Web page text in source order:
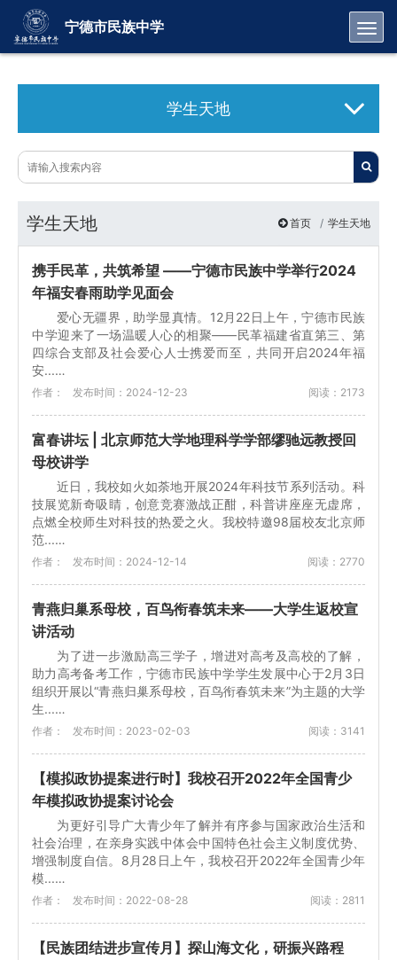
宁德市民族中学
学生天地
学生天地 首页 学生天地
携手民革，共筑希望 ——宁德市民族中学举行2024
年福安春雨助学见面会
爱心无疆界，助学显真情。12月22日上午，宁德市民族
中学迎来了一场温暖人心的相聚——民革福建省直第三、第
四综合支部及社会爱心人士携爱而至，共同开启2024年福
安...…
作者： 发布时间：2024-12-23 阅读：2173
富春讲坛 | 北京师范大学地理科学学部缪驰远教授回
母校讲学
近日，我校如火如荼地开展2024年科技节系列活动。科
技展览新奇吸睛，创意竞赛激战正酣，科普讲座座无虚席，
点燃全校师生对科技的热爱之火。我校特邀98届校友北京师
范...…
作者： 发布时间：2024-12-14 阅读：2770
青燕归巢系母校，百鸟衔春筑未来——大学生返校宣
讲活动
为了进一步激励高三学子，增进对高考及高校的了解，
助力高考备考工作，宁德市民族中学学生发展中心于2月3日
组织开展以“青燕归巢系母校，百鸟衔春筑未来”为主题的大学
生...…
作者： 发布时间：2023-02-03 阅读：3141
【模拟政协提案进行时】我校召开2022年全国青少
年模拟政协提案讨论会
为更好引导广大青少年了解并有序参与国家政治生活和
社会治理，在亲身实践中体会中国特色社会主义制度优势、
增强制度自信。8月28日上午，我校召开2022年全国青少年
模...…
作者： 发布时间：2022-08-28 阅读：2811
【民族团结进步宣传月】探山海文化，研振兴路程